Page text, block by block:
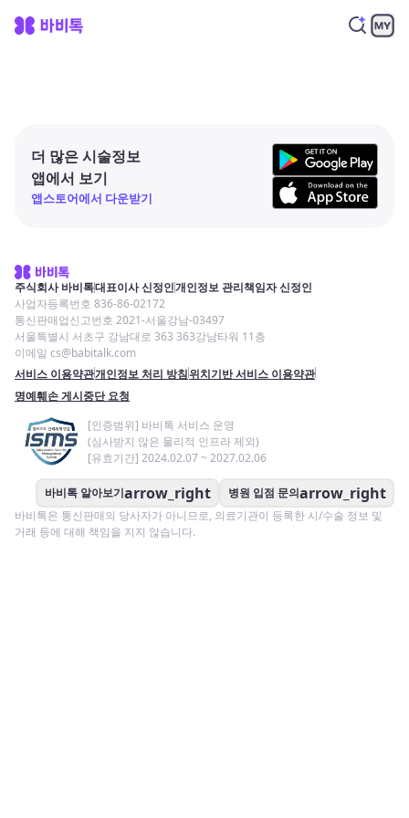
더 많은 시술정보
앱에서 보기
앱스토어에서 다운받기
주식회사 바비톡대표이사 신정인개인정보 관리책임자 신정인
사업자등록번호 836-86-02172
통신판매업신고번호 2021-서울강남-03497
서울특별시 서초구 강남대로 363 363강남타워 11층
이메일 cs@babitalk.com
서비스 이용약관개인정보 처리 방침위치기반 서비스 이용약관
명예훼손 게시중단 요청
[인증범위] 바비톡 서비스 운영
(심사받지 않은 물리적 인프라 제외)
[유효기간] 2024.02.07 ~ 2027.02.06
바비톡 알아보기arrow_right 병원 입점 문의arrow_right
바비톡은 통신판매의 당사자가 아니므로, 의료기관이 등록한 시/수술 정보 및
거래 등에 대해 책임을 지지 않습니다.